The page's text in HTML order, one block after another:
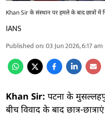
Khan Sir के संस्थान पर हमले के बाद छात्रों में
IANS
Published on:03 Jun 2026, 6:17 am
Khan Sir: पटना के
बीच विवाद के बाद छात्र-